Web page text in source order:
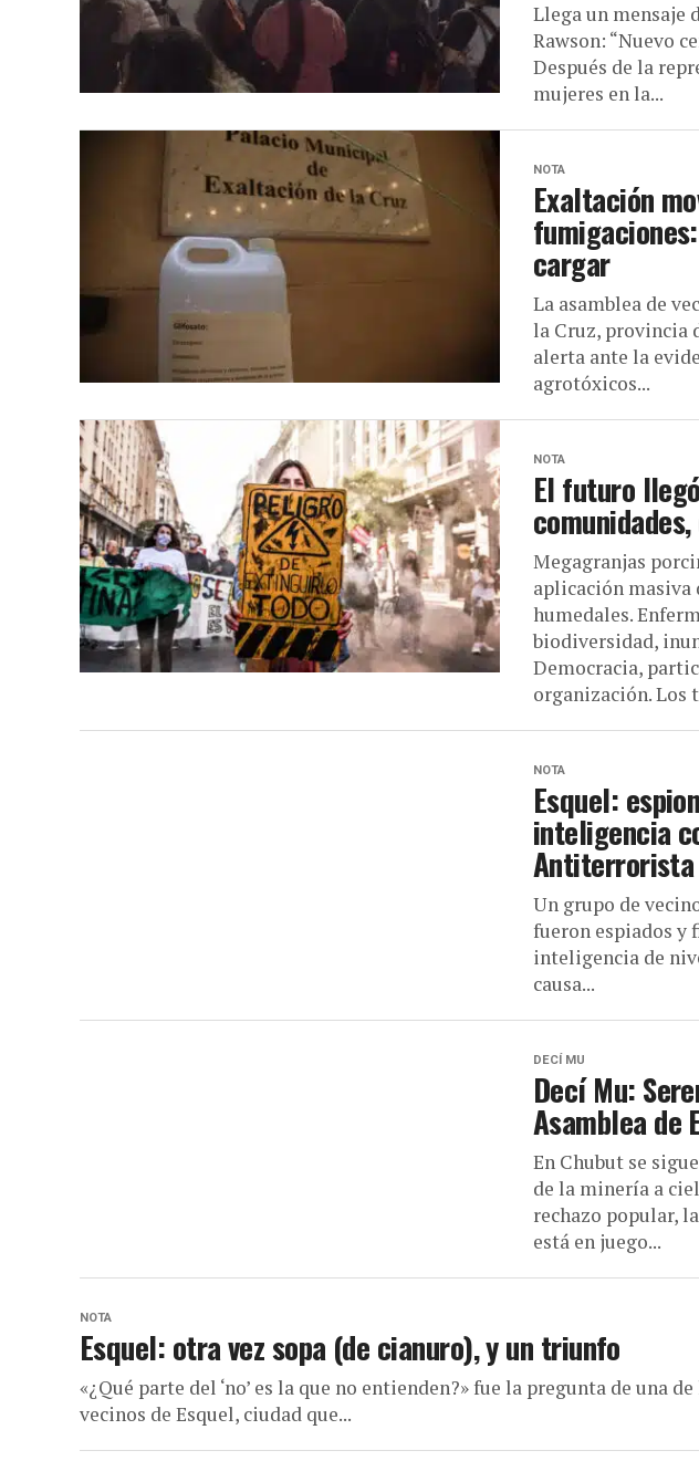
Llega un mensaje
Rawson: “Nuevo
Después de la
mujeres en la...
NOTA
Exaltación
cargar
La asamblea de
la Cruz, provincia
alerta ante la
agrotóxicos...
NOTA
El futuro
Megagranjas
aplicación masiva
humedales.
biodiversidad,
Democracia,
organización. Los
NOTA
Esquel:
inteligencia
Antiterrorista
Un grupo de
fueron espiados y
inteligencia de
causa...
DECÍ MU
Decí Mu:
Asamblea de
En Chubut se
de la minería a
rechazo popular,
está en juego...
NOTA
Esquel: otra vez sopa (de cianuro), y un triunfo
«¿Qué parte del ‘no’ es la que no entienden?» fue la pregunta de una
vecinos de Esquel, ciudad que...